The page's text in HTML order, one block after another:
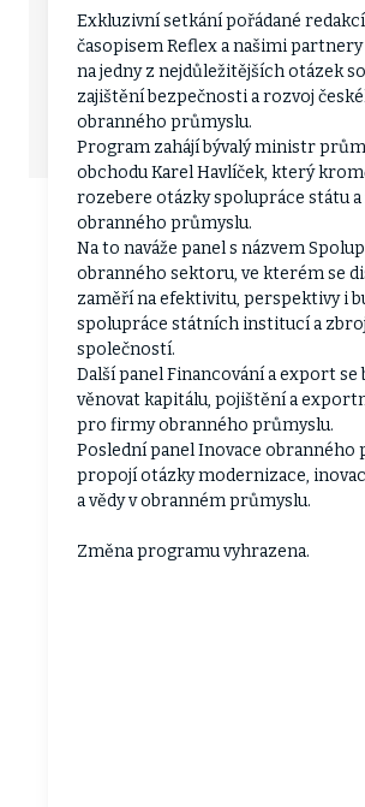
Exkluzivní setkání pořádané redakcí
časopisem Reflex a našimi
na jedny z nejdůležitějších otázek
zajištění bezpečnosti a rozvoj
obranného průmyslu.
Program zahájí bývalý ministr
obchodu Karel Havlíček, který
rozebere otázky spolupráce státu
obranného průmyslu.
Na to naváže panel s názvem
obranného sektoru, ve kterém se
zaměří na efektivitu, perspektivy i
spolupráce státních institucí a
společností.
Další panel Financování a export se
věnovat kapitálu, pojištění a
pro firmy obranného průmyslu.
Poslední panel Inovace obranného
propojí otázky modernizace,
a vědy v obranném průmyslu.
Změna programu vyhrazena.